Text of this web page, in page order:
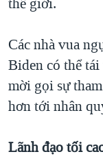
Các nhà vua
Biden có thể
mời gọi sự
hơn tới nhân
Lãnh đạo tối